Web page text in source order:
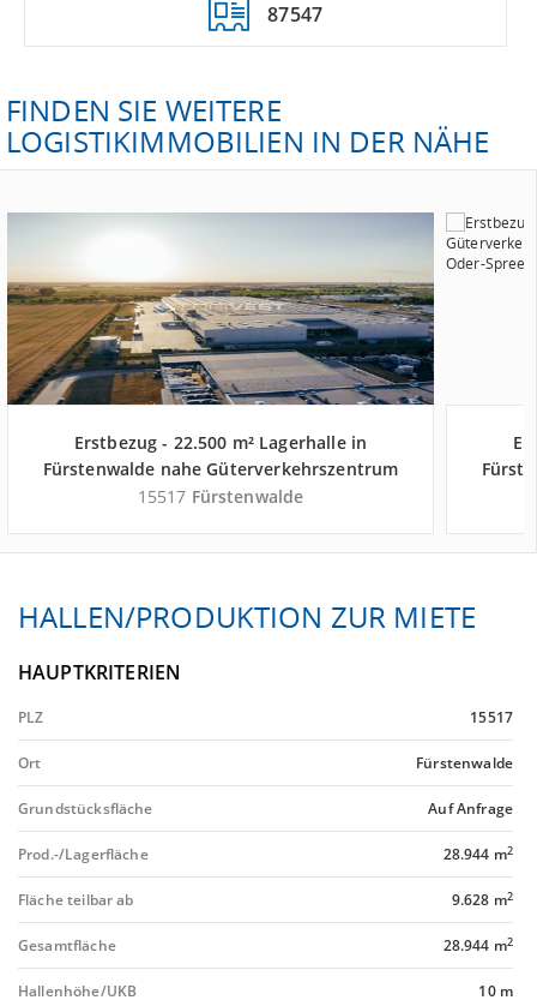
87547
FINDEN SIE WEITERE
LOGISTIKIMMOBILIEN IN DER NÄHE
Erstbezug - 22.500 m² Lagerhalle in
Fürstenwalde nahe Güterverkehrszentrum
GVZ Berlin Ost Freienbrink - Landkreis Oder-
15517 Fürstenwalde
HALLEN/PRODUKTION ZUR MIETE
HAUPTKRITERIEN
PLZ 15517
Ort Fürstenwalde
Grundstücksfläche Auf Anfrage
Prod.-/Lagerfläche 28.944 m2
Fläche teilbar ab 9.628 m2
Gesamtfläche 28.944 m2
Hallenhöhe/UKB 10 m